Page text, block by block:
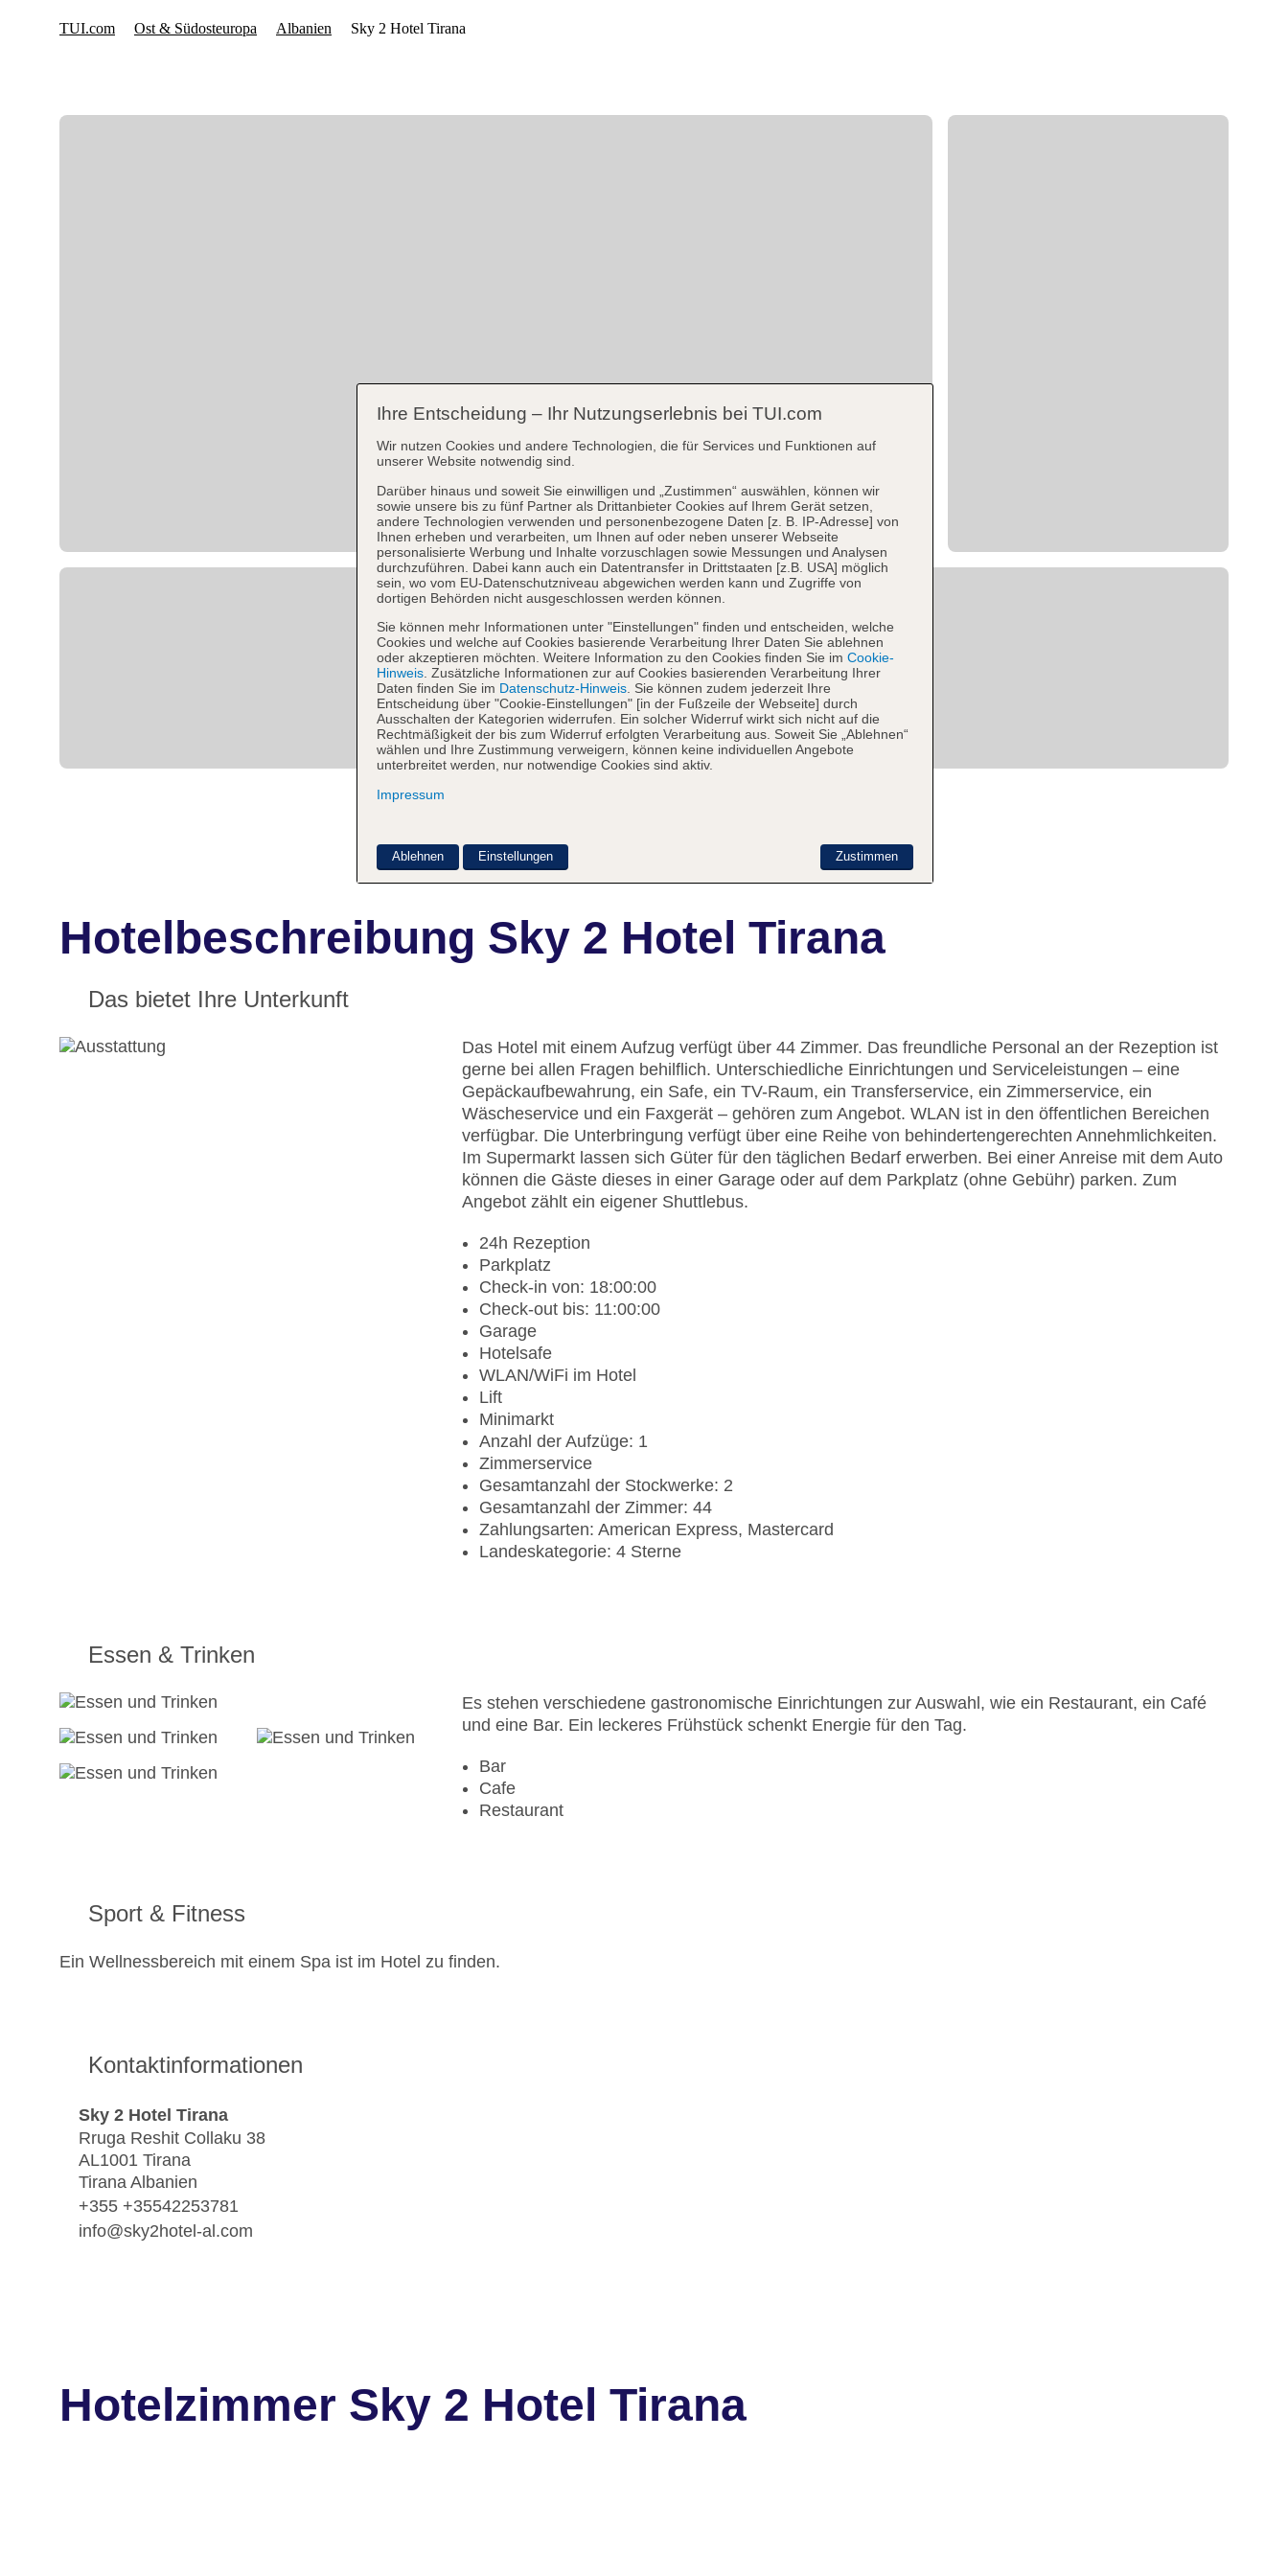
Hotelbeschreibung Sky 2 Hotel Tirana
Das bietet Ihre Unterkunft
Das Hotel mit einem Aufzug verfügt über 44 Zimmer. Das freundliche Personal an der Rezeption ist
gerne bei allen Fragen behilflich. Unterschiedliche Einrichtungen und Serviceleistungen – eine
Gepäckaufbewahrung, ein Safe, ein TV-Raum, ein Transferservice, ein Zimmerservice, ein
Wäscheservice und ein Faxgerät – gehören zum Angebot. WLAN ist in den öffentlichen Bereichen
verfügbar. Die Unterbringung verfügt über eine Reihe von behindertengerechten Annehmlichkeiten.
Im Supermarkt lassen sich Güter für den täglichen Bedarf erwerben. Bei einer Anreise mit dem Auto
können die Gäste dieses in einer Garage oder auf dem Parkplatz (ohne Gebühr) parken. Zum
Angebot zählt ein eigener Shuttlebus.
24h Rezeption
Parkplatz
Check-in von: 18:00:00
Check-out bis: 11:00:00
Garage
Hotelsafe
WLAN/WiFi im Hotel
Lift
Minimarkt
Anzahl der Aufzüge: 1
Zimmerservice
Gesamtanzahl der Stockwerke: 2
Gesamtanzahl der Zimmer: 44
Zahlungsarten: American Express, Mastercard
Landeskategorie: 4 Sterne
Essen & Trinken
Es stehen verschiedene gastronomische Einrichtungen zur Auswahl, wie ein Restaurant, ein Café
und eine Bar. Ein leckeres Frühstück schenkt Energie für den Tag.
Bar
Cafe
Restaurant
Sport & Fitness
Ein Wellnessbereich mit einem Spa ist im Hotel zu finden.
Kontaktinformationen
Sky 2 Hotel Tirana
Rruga Reshit Collaku 38
AL1001 Tirana
Tirana Albanien
+355 +35542253781
info@sky2hotel-al.com
Hotelzimmer Sky 2 Hotel Tirana
Ihre Entscheidung – Ihr Nutzungserlebnis bei TUI.com
Wir nutzen Cookies und andere Technologien, die für Services und Funktionen auf
unserer Website notwendig sind.
Darüber hinaus und soweit Sie einwilligen und „Zustimmen“ auswählen, können wir
sowie unsere bis zu fünf Partner als Drittanbieter Cookies auf Ihrem Gerät setzen,
andere Technologien verwenden und personenbezogene Daten [z. B. IP-Adresse] von
Ihnen erheben und verarbeiten, um Ihnen auf oder neben unserer Webseite
personalisierte Werbung und Inhalte vorzuschlagen sowie Messungen und Analysen
durchzuführen. Dabei kann auch ein Datentransfer in Drittstaaten [z.B. USA] möglich
sein, wo vom EU-Datenschutzniveau abgewichen werden kann und Zugriffe von
dortigen Behörden nicht ausgeschlossen werden können.
Sie können mehr Informationen unter "Einstellungen" finden und entscheiden, welche
Cookies und welche auf Cookies basierende Verarbeitung Ihrer Daten Sie ablehnen
oder akzeptieren möchten. Weitere Information zu den Cookies finden Sie im Cookie-
Hinweis . Zusätzliche Informationen zur auf Cookies basierenden Verarbeitung Ihrer
Daten finden Sie im Datenschutz-Hinweis . Sie können zudem jederzeit Ihre
Entscheidung über "Cookie-Einstellungen" [in der Fußzeile der Webseite] durch
Ausschalten der Kategorien widerrufen. Ein solcher Widerruf wirkt sich nicht auf die
Rechtmäßigkeit der bis zum Widerruf erfolgten Verarbeitung aus. Soweit Sie „Ablehnen“
wählen und Ihre Zustimmung verweigern, können keine individuellen Angebote
unterbreitet werden, nur notwendige Cookies sind aktiv.
Impressum
Zustimmen
Ablehnen Einstellungen